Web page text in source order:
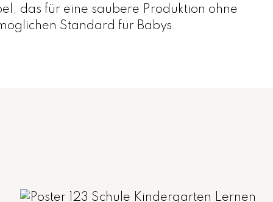
das für eine saubere Produktion ohne
Standard für Babys.